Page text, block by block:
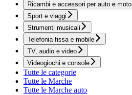
Ricambi e accessori per auto e moto
Sport e viaggi
Strumenti musicali
Telefonia fissa e mobile
TV, audio e video
Videogiochi e console
Tutte le categorie
Tutte le Marche
Tutte le Marche auto